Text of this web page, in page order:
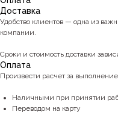
Доставка
Удобство клиентов — одна из
компании.
Сроки и стоимость доставки
Оплата
Произвести расчет за
Наличными при принятии
Переводом на карту